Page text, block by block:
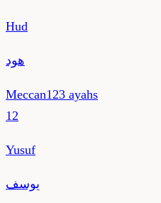
Hud
هود
Meccan123 ayahs
12
Yusuf
يوسف